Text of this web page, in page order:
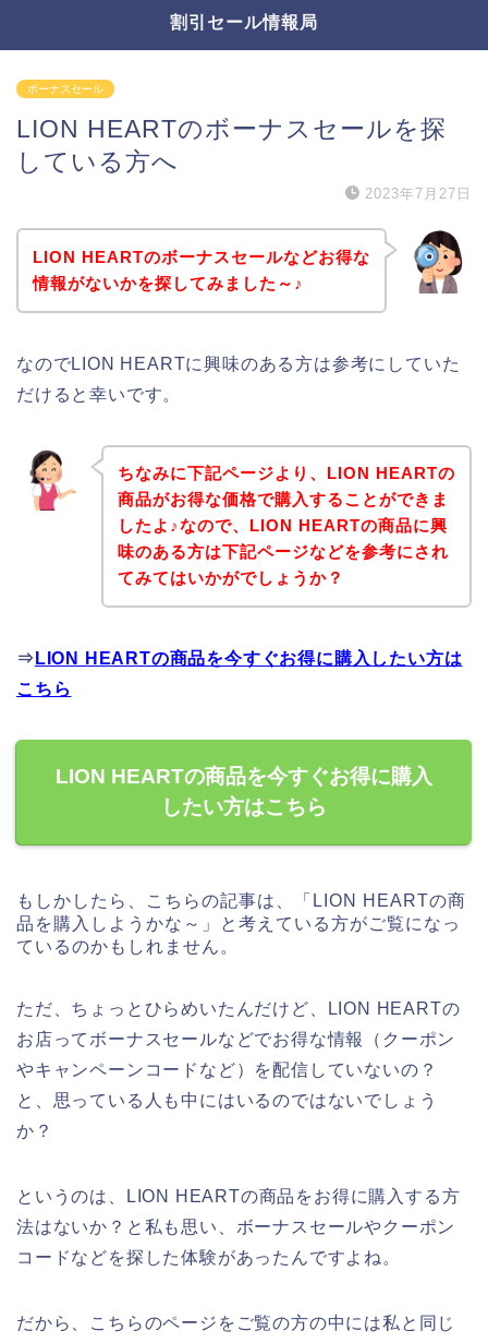
割引セール情報局
ボーナスセール
LION HEARTのボーナスセールを探
している方へ
2023年7月27日
LION HEARTのボーナスセールなどお得な
情報がないかを探してみました～♪
なのでLION HEARTに興味のある方は参考にしていた
だけると幸いです。
ちなみに下記ページより、LION HEARTの
商品がお得な価格で購入することができま
したよ♪なので、LION HEARTの商品に興
味のある方は下記ページなどを参考にされ
てみてはいかがでしょうか？
⇒ LION HEARTの商品を今すぐお得に購入したい方は
こちら
LION HEARTの商品を今すぐお得に購入
したい方はこちら
もしかしたら、こちらの記事は、「LION HEARTの商
品を購入しようかな～」と考えている方がご覧になっ
ているのかもしれません。
ただ、ちょっとひらめいたんだけど、LION HEARTの
お店ってボーナスセールなどでお得な情報（クーポン
やキャンペーンコードなど）を配信していないの？
と、思っている人も中にはいるのではないでしょう
か？
というのは、LION HEARTの商品をお得に購入する方
法はないか？と私も思い、ボーナスセールやクーポン
コードなどを探した体験があったんですよね。
だから、こちらのページをご覧の方の中には私と同じ